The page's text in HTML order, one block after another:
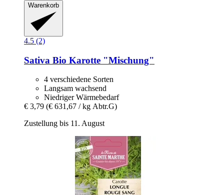
Warenkorb
4.5 (2)
Sativa Bio Karotte "Mischung"
4 verschiedene Sorten
Langsam wachsend
Niedriger Wärmebedarf
€ 3,79 (€ 631,67 / kg Abtr.G)
Zustellung bis 11. August